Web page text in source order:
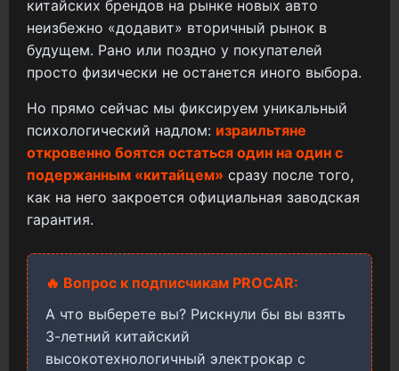
китайских брендов на рынке новых авто
неизбежно «додавит» вторичный рынок в
будущем. Рано или поздно у покупателей
просто физически не останется иного выбора.
Но прямо сейчас мы фиксируем уникальный
психологический надлом: израильтяне
откровенно боятся остаться один на один с
подержанным «китайцем» сразу после того,
как на него закроется официальная заводская
гарантия.
🔥 Вопрос к подписчикам PROCAR:
А что выберете вы? Рискнули бы вы взять
3-летний китайский
высокотехнологичный электрокар с